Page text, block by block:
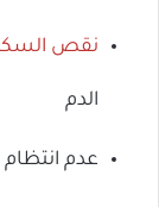
نقص
الدم
عدم